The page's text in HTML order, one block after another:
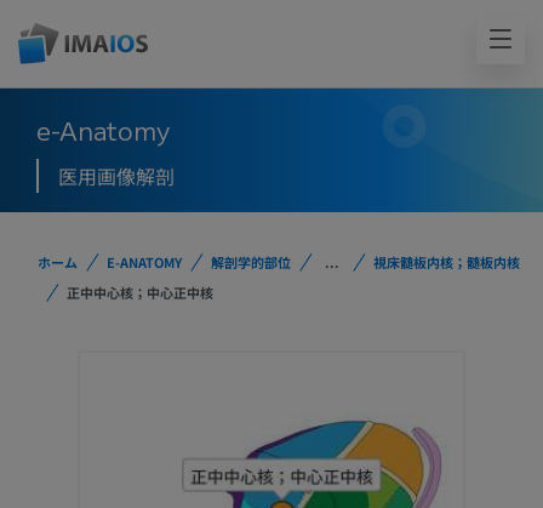
e-Anatomy
医用画像解剖
ホーム E-ANATOMY 解剖学的部位 ...
視床髄板内核；髄板内核
正中中心核；中心正中核